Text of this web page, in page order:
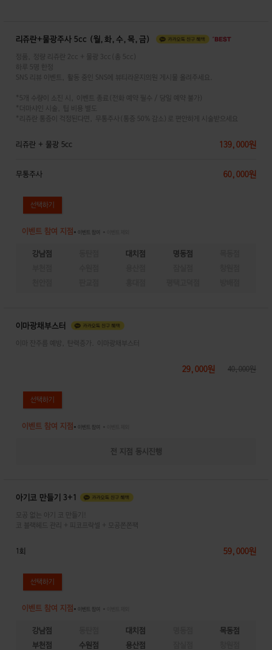
리쥬란+물광주사 5cc (월,화,수,목,금)
정품, 정량 리쥬란 2cc + 물광 3cc(총 5cc)
하루 5명 한정
SNS 리뷰 이벤트, 활동 중인 SNS에 뷰티라운지의원 게시물 올려주세요.
*5개 수량이 소진 시, 이벤트 종료(전화 예약 필수 / 당일 예약 불가)
*더마샤인 시술, 팁 비용 별도
*리쥬란 통증이 걱정된다면, 무통주사(통증 50% 감소)로 편안하게 시술받으세요
리쥬란 + 물광 5cc 139,000원
무통주사 60,000원
이벤트 참여 지점 ● 이벤트 참여
강남점 대치점 명동점
이마광채부스터
이마 잔주름 예방, 탄력증가. 이마광채부스터
29,000원 40,000원
이벤트 참여 지점 ● 이벤트 참여
전 지점 동시진행
아기코 만들기 3+1
모공 없는 아기 코 만들기!
코 블랙헤드 관리 + 피코프락셀 + 모공쫀쫀팩
1회 59,000원
이벤트 참여 지점 ● 이벤트 참여
강남점 대치점
목동점
부천점
수원점 용산점